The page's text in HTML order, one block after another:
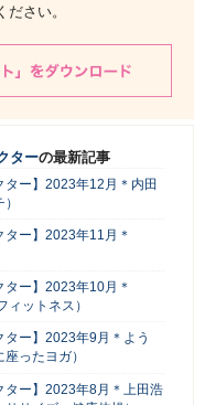
さい。
ターの最新記事
ター】2023年12月＊内田
ター】2023年11月＊
ター】2023年10月＊
ィットネス）
ター】2023年9月＊よう
座ったヨガ）
ター】2023年8月＊上田浩